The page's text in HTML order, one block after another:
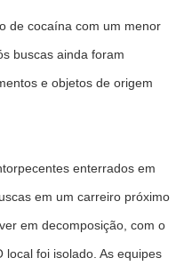
de cocaína com um menor
buscas ainda foram
e objetos de origem
enterrados em
em um carreiro próximo
em decomposição, com o
foi isolado. As equipes